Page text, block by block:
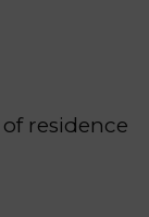
of residence